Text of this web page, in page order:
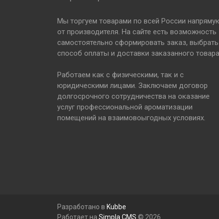
Мы торгуем товарами по всей России
от производителя. На сайте есть возможность
самостоятельно сформировать заказ, выбрать
способ оплаты и доставки заказанного
Работаем как с физическими, так и с
юридическими лицами. Заключаем договор
долгосрочного сотрудничества на оказание
услуг профессиональной ароматизации
помещений на взаимовоыгодных условиях.
Разработано в Kubbe
Работает на Simpla CMS © 2026